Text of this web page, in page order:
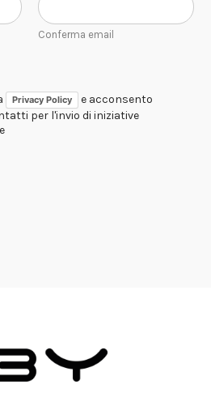
Conferma email
Privacy Policy
e acconsento
per l'invio di iniziative